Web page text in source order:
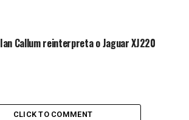
Ian Callum reinterpreta o Jaguar XJ220
CLICK TO COMMENT